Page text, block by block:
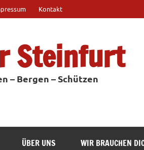
Kontakt
Steinfurt
– Bergen – Schützen
ÜBER UNS WIR BRAUCHEN